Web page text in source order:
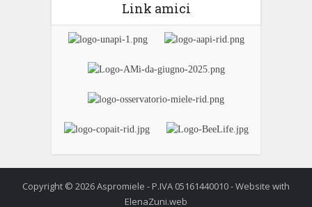
Link amici
Copyright © 2026 Aspromiele - P.IVA 05161440010 - Website with
ElenaZuni.web